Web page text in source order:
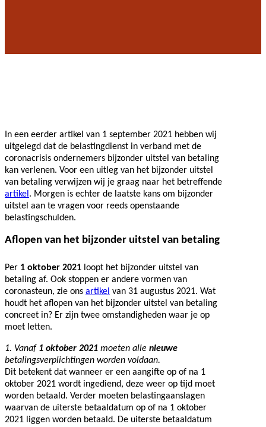
In een eerder artikel van 1 september 2021 hebben wij
uitgelegd dat de belastingdienst in verband met de
coronacrisis ondernemers bijzonder uitstel van betaling
kan verlenen. Voor een uitleg van het bijzonder uitstel
van betaling verwijzen wij je graag naar het betreffende
artikel . Morgen is echter de laatste kans om bijzonder
uitstel aan te vragen voor reeds openstaande
belastingschulden.
Aflopen van het bijzonder uitstel van betaling
Per 1 oktober 2021 loopt het bijzonder uitstel van
betaling af. Ook stoppen er andere vormen van
coronasteun, zie ons artikel van 31 augustus 2021. Wat
houdt het aflopen van het bijzonder uitstel van betaling
concreet in? Er zijn twee omstandigheden waar je op
moet letten.
1. Vanaf 1 oktober 2021 moeten alle nieuwe
betalingsverplichtingen worden voldaan.
Dit betekent dat wanneer er een aangifte op of na 1
oktober 2021 wordt ingediend, deze weer op tijd moet
worden betaald. Verder moeten belastingaanslagen
waarvan de uiterste betaaldatum op of na 1 oktober
2021 liggen worden betaald. De uiterste betaaldatum